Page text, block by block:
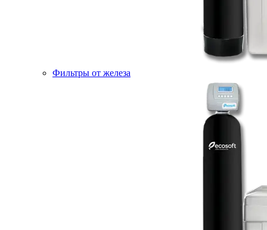
Фильтры от железа